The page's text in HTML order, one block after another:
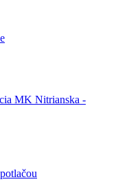
MK Nitrianska -